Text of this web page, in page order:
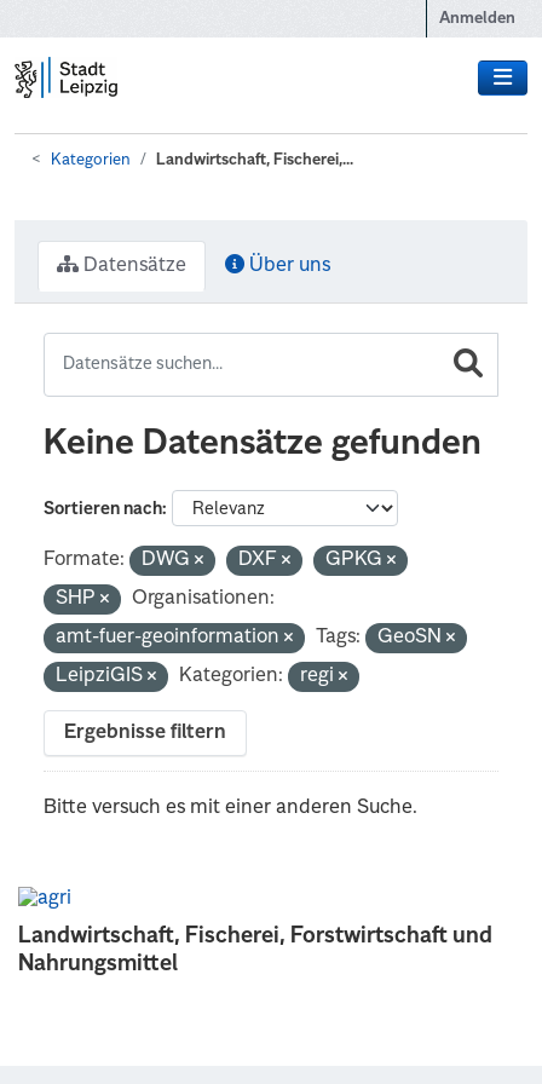
Anmelden
Kategorien Landwirtschaft, Fischerei,...
Landwirtschaft, Fischerei, Forstwirtschaft und
Nahrungsmittel
Datensätze Über uns
Keine Datensätze gefunden
Sortieren nach
Formate: DWG DXF
GPKG
SHP
Organisationen:
amt-fuer-geoinformation
Tags:
GeoSN
LeipziGIS
Kategorien: regi
Ergebnisse filtern
Bitte versuch es mit einer anderen Suche.